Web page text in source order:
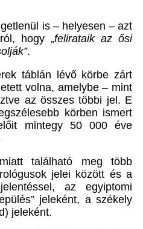
is – helyesen – azt
hogy „felirataik az ősi
.
táblán lévő körbe zárt
volna, amelybe – mint
az összes többi jel. E
körben ismert
mintegy 50 000 éve
található meg több
jelei között és a
az egyiptomi
jeleként, a székely
jeleként.